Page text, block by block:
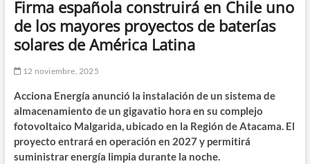
Firma española construirá en Chile uno
de los mayores proyectos de baterías
solares de América Latina
12 noviembre, 2025
Acciona Energía anunció la instalación de un sistema de
almacenamiento de un gigavatio hora en su complejo
fotovoltaico Malgarida, ubicado en la Región de Atacama. El
proyecto entrará en operación en 2027 y permitirá
suministrar energía limpia durante la noche.